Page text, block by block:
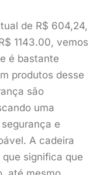
de R$ 604,24,
1143.00, vemos
é bastante
produtos desse
são
uma
e
A cadeira
significa que